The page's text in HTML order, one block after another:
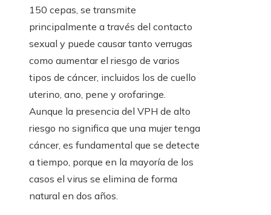
150 cepas, se transmite
principalmente a través del contacto
sexual y puede causar tanto verrugas
como aumentar el riesgo de varios
tipos de cáncer, incluidos los de cuello
uterino, ano, pene y orofaringe.
Aunque la presencia del VPH de alto
riesgo no significa que una mujer tenga
cáncer, es fundamental que se detecte
a tiempo, porque en la mayoría de los
casos el virus se elimina de forma
natural en dos años.